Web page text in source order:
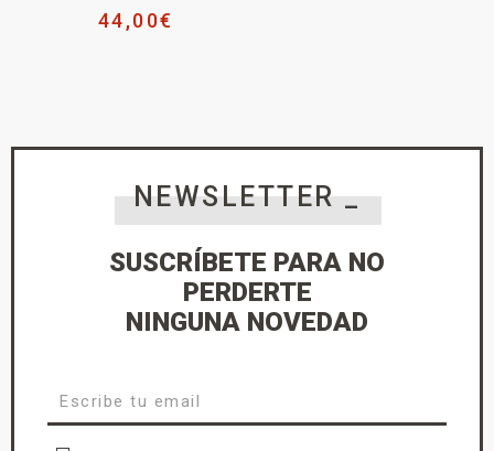
44,00€
NEWSLETTER _
SUSCRÍBETE PARA NO
PERDERTE
NINGUNA NOVEDAD